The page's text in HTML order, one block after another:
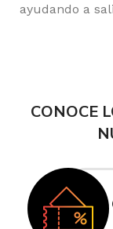
ayudando a
CONOCE